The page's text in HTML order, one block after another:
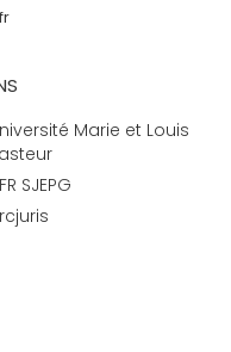
Marie et Louis
SJEPG